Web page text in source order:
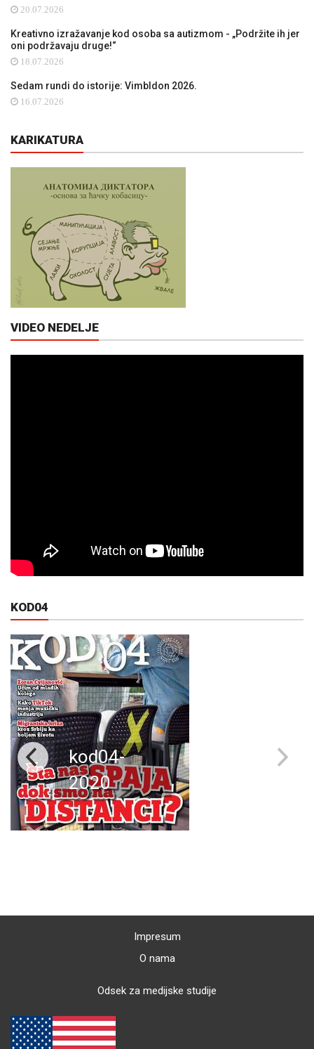
20.07.2026
Kreativno izražavanje kod osoba sa autizmom - „Podržite ih jer
oni podržavaju druge!“
18.07.2026
Sedam rundi do istorije: Vimbldon 2026.
16.07.2026
KARIKATURA
VIDEO NEDELJE
KOD04
kod04-
2020
Impresum
O nama
Odsek za medijske studije